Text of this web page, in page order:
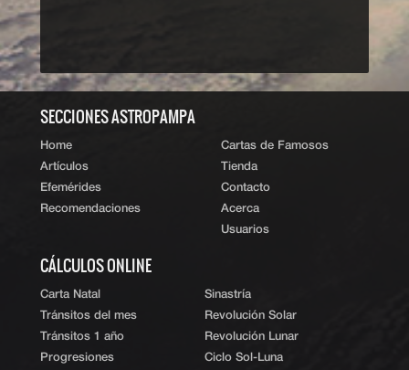
‹ Volver al índice
SECCIONES ASTROPAMPA
Home
Artículos
Efemérides
Recomendaciones
Cartas de Famosos
Tienda
Contacto
Acerca
Usuarios
CÁLCULOS ONLINE
Carta Natal
Tránsitos del mes
Tránsitos 1 año
Progresiones
Sinastría
Revolución Solar
Revolución Lunar
Ciclo Sol-Luna